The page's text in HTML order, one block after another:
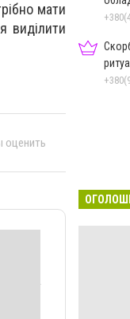
мати
виділити
оценить